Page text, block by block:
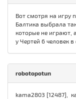
Вот смотря на игру
Балтика выбрала
которые не играют,
у Чертей 6 человек
robotopotun
kama2803 [12487],